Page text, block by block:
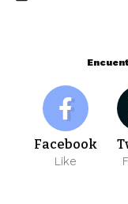
Facebook
Like